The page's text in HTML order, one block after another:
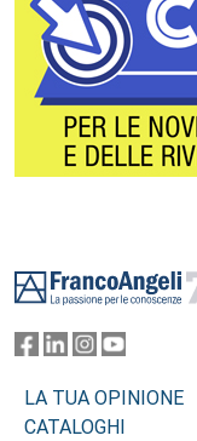
LA TUA OPINIONE
CATALOGHI